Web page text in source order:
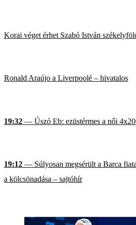
Korai véget érhet Szabó István
Ronald Araújo a Liverpoolé – hivatalos
19:32 — Úszó Eb: ezüstérmes a női
19:12 — Súlyosan megsérült a Barca
a kölcsönadása – sajtóhír